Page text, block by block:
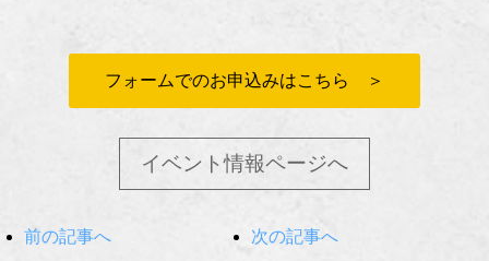
フォームでのお申込みはこちら ＞
イベント情報ページへ
前の記事へ 次の記事へ